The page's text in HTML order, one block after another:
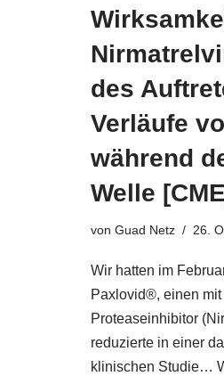
des
Verläufe
während
Welle
von Guad Netz 26.
Wir hatten im
Paxlovid®, einen mit
Proteaseinhibitor
reduzierte in einer
klinischen Studie…